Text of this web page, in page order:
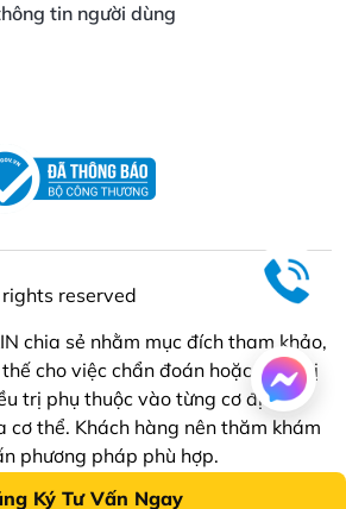
tin người dùng
reserved
chia sẻ nhằm mục đích tham khảo,
cho việc chẩn đoán hoặc điều trị
trị phụ thuộc vào từng cơ địa và
cơ thể. Khách hàng nên thăm khám
phương pháp phù hợp.
Ký Tư Vấn Ngay